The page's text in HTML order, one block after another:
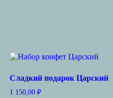
Сладкий подарок Царский
1 150,00 ₽